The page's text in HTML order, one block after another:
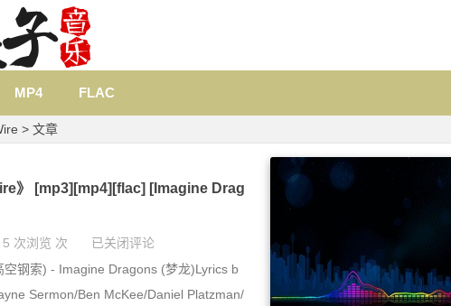
MP4 FLAC
> 文章
》 [mp3][mp4][flac] [Imagine Drag
5 次浏览 次 已关闭评论
空钢索) - Imagine Dragons (梦龙)Lyrics b
Sermon/Ben McKee/Daniel Platzman/